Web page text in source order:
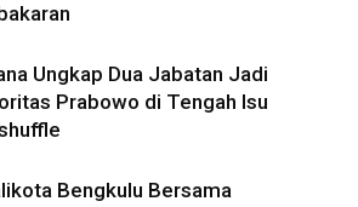
Ungkap Dua Jabatan Jadi
Prabowo di Tengah Isu
Bengkulu Bersama